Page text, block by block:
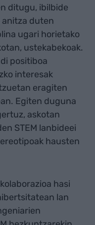
ditugu, ibilbide
anitza duten
ugari horietako
ustekabekoak.
positiboa
interesak
eragiten
Egiten duguna
askotan
STEM lanbideei
hausten
hasi
lan